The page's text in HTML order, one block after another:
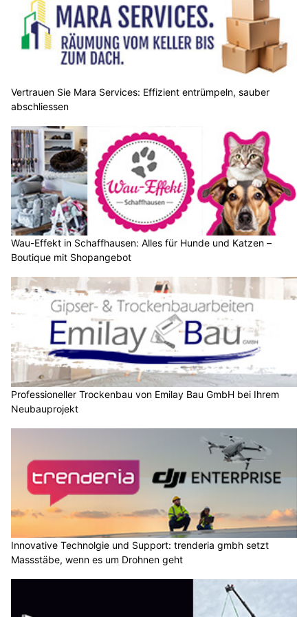
Vertrauen Sie Mara Services: Effizient entrümpeln, sauber
abschliessen
Wau-Effekt in Schaffhausen: Alles für Hunde und Katzen –
Boutique mit Shopangebot
Professioneller Trockenbau von Emilay Bau GmbH bei Ihrem
Neubauprojekt
Innovative Technolgie und Support: trenderia gmbh setzt
Massstäbe, wenn es um Drohnen geht